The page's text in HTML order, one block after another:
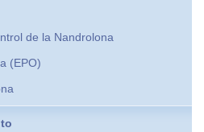
de la Nandrolona
(EPO)